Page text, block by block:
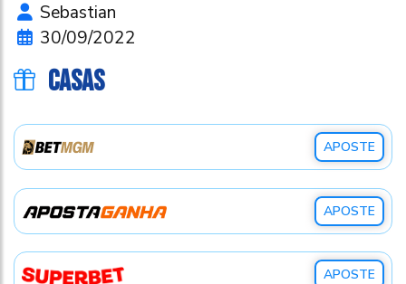
Sebastian
30/09/2022
CASAS
APOSTE
APOSTE
APOSTE